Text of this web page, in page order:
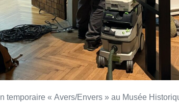
temporaire « Avers/Envers » au Musée